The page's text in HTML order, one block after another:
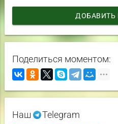
ДОБАВИТЬ
Поделиться моментом:
Наш Telegram